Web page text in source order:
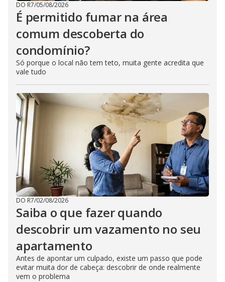
DO R7/05/08/2026
É permitido fumar na área
comum descoberta do
condomínio?
Só porque o local não tem teto, muita gente acredita que
vale tudo
DO R7/02/08/2026
Saiba o que fazer quando
descobrir um vazamento no seu
apartamento
Antes de apontar um culpado, existe um passo que pode
evitar muita dor de cabeça: descobrir de onde realmente
vem o problema